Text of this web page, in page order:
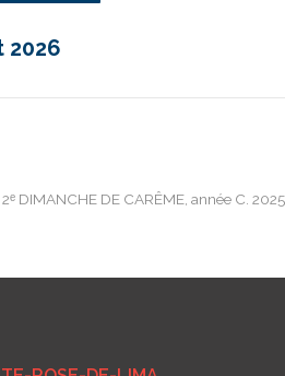
2026
2ᵉ DIMANCHE DE CARÊME, année C.